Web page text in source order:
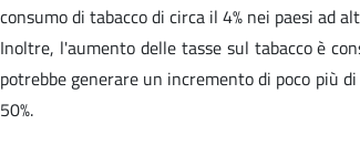
consumo di tabacco di circa il 4% nei paesi ad
Inoltre, l'aumento delle tasse sul tabacco è
potrebbe generare un incremento di poco più
50%.